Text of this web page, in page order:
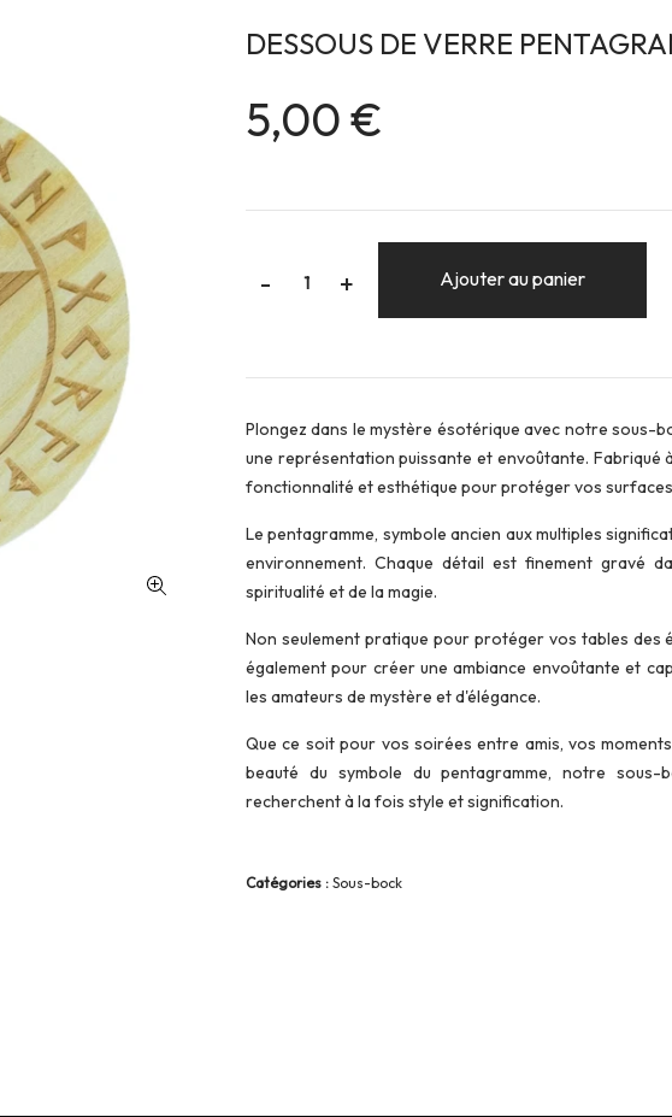
DESSOUS DE VERRE
5,00 €
- + Ajouter au panier
Plongez dans le mystère ésotérique avec notre sous-
une représentation puissante et envoûtante. Fabriqué
fonctionnalité et esthétique pour protéger vos
Le pentagramme, symbole ancien aux multiples
environnement. Chaque détail est finement gravé
spiritualité et de la magie.
Non seulement pratique pour protéger vos tables des
également pour créer une ambiance envoûtante et
les amateurs de mystère et d'élégance.
Que ce soit pour vos soirées entre amis, vos
beauté du symbole du pentagramme, notre
recherchent à la fois style et signification.
Catégories : Sous-bock